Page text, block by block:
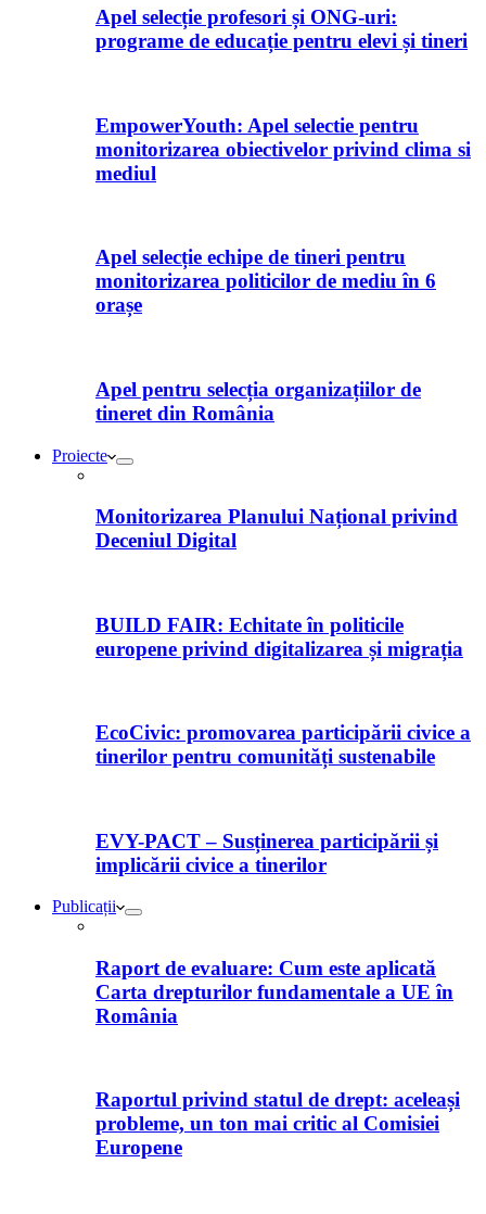
Apel selecție profesori și ONG-uri:
programe de educație pentru elevi și tineri
EmpowerYouth: Apel selectie pentru
monitorizarea obiectivelor privind clima si
mediul
Apel selecție echipe de tineri pentru
monitorizarea politicilor de mediu în 6
orașe
Apel pentru selecția organizațiilor de
tineret din România
Proiecte
Monitorizarea Planului Național privind
Deceniul Digital
BUILD FAIR: Echitate în politicile
europene privind digitalizarea și migrația
EcoCivic: promovarea participării civice a
tinerilor pentru comunități sustenabile
EVY-PACT – Susținerea participării și
implicării civice a tinerilor
Publicații
Raport de evaluare: Cum este aplicată
Carta drepturilor fundamentale a UE în
România
Raportul privind statul de drept: aceleași
probleme, un ton mai critic al Comisiei
Europene